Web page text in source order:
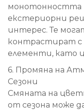
монотонността
екстериорни
интерес. Те
контрастират с
елементи, като
6. Промяна на
Сезони
Смяната на
от сезона може